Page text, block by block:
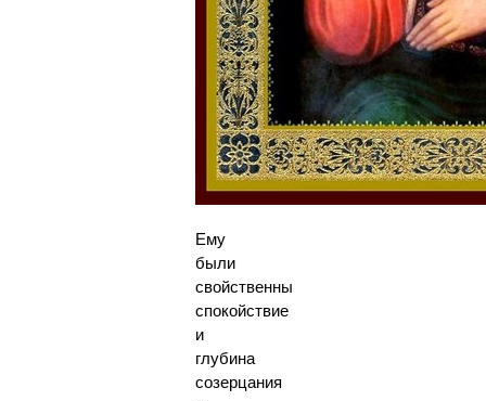
Ему
были
свойственны
спокойствие
и
глубина
созерцания